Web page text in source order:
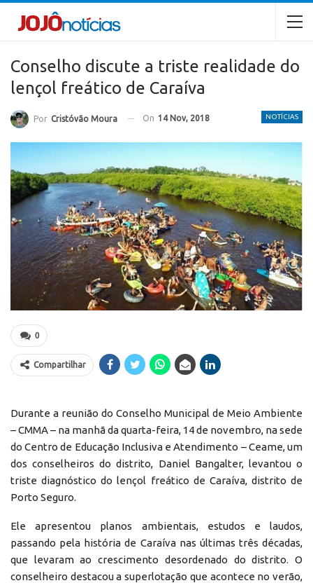
Conselho discute a triste realidade do
lençol freático de Caraíva
NOTÍCIAS
Por Cristóvão Moura On 14 Nov, 2018
0
Compartilhar
Durante a reunião do Conselho Municipal de Meio Ambiente
– CMMA – na manhã da quarta-feira, 14 de novembro, na sede
do Centro de Educação Inclusiva e Atendimento – Ceame, um
dos conselheiros do distrito, Daniel Bangalter, levantou o
triste diagnóstico do lençol freático de Caraíva, distrito de
Porto Seguro.
Ele apresentou planos ambientais, estudos e laudos,
passando pela história de Caraíva nas últimas três décadas,
que levaram ao crescimento desordenado do distrito. O
conselheiro destacou a superlotação que acontece no verão,